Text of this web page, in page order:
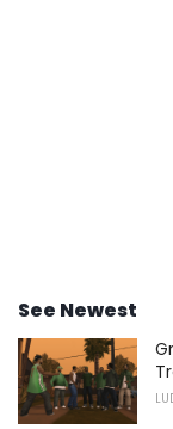
See Newest